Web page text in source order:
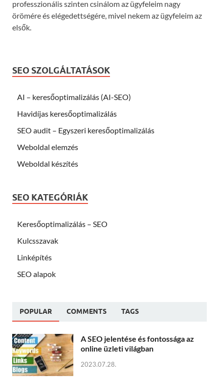
professzionális szinten csinálom az ügyfeleim nagy
örömére és elégedettségére, mivel nekem az ügyfeleim az
elsők.
SEO SZOLGÁLTATÁSOK
AI – keresőoptimalizálás (AI-SEO)
Havidíjas keresőoptimalizálás
SEO audit – Egyszeri keresőoptimalizálás
Weboldal elemzés
Weboldal készítés
SEO KATEGÓRIÁK
Keresőoptimalizálás – SEO
Kulcsszavak
Linképítés
SEO alapok
POPULAR COMMENTS TAGS
A SEO jelentése és fontossága az
online üzleti világban
2023.07.28.